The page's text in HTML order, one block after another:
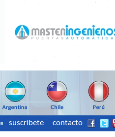
suscríbete contacto